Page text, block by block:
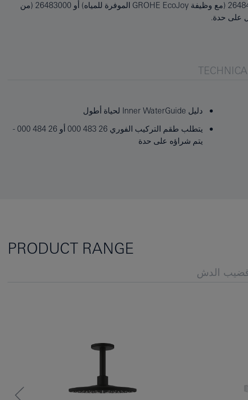
دليل Inner WaterGuide لحياة أطول
يتطلب طقم التركيب الفوري 26 483 000 أو 26 484 000 -
يتم شراؤه على حدة
PRODUCT RANGE
الدش